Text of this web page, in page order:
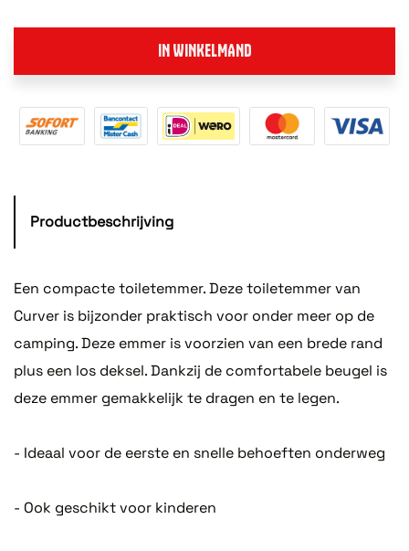
IN WINKELMAND
Productbeschrijving
Een compacte toiletemmer. Deze toiletemmer van
Curver is bijzonder praktisch voor onder meer op de
camping. Deze emmer is voorzien van een brede rand
plus een los deksel. Dankzij de comfortabele beugel is
deze emmer gemakkelijk te dragen en te legen.
- Ideaal voor de eerste en snelle behoeften onderweg
- Ook geschikt voor kinderen